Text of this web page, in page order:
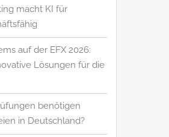
macht KI für
auf der EFX 2026:
Lösungen für die
benötigen
in Deutschland?